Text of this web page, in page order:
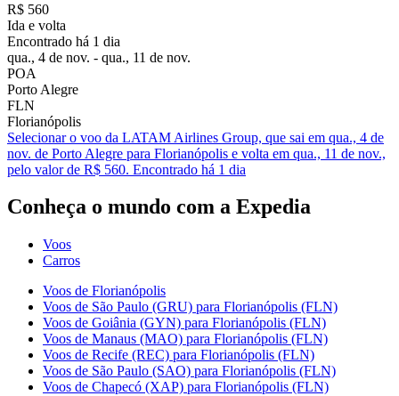
R$ 560
Ida e volta
Encontrado há 1 dia
qua., 4 de nov. - qua., 11 de nov.
POA
Porto Alegre
FLN
Florianópolis
Selecionar o voo da LATAM Airlines Group, que sai em qua., 4 de
nov. de Porto Alegre para Florianópolis e volta em qua., 11 de nov.,
pelo valor de R$ 560. Encontrado há 1 dia
Conheça o mundo com a Expedia
Voos
Carros
Voos de Florianópolis
Voos de São Paulo (GRU) para Florianópolis (FLN)
Voos de Goiânia (GYN) para Florianópolis (FLN)
Voos de Manaus (MAO) para Florianópolis (FLN)
Voos de Recife (REC) para Florianópolis (FLN)
Voos de São Paulo (SAO) para Florianópolis (FLN)
Voos de Chapecó (XAP) para Florianópolis (FLN)